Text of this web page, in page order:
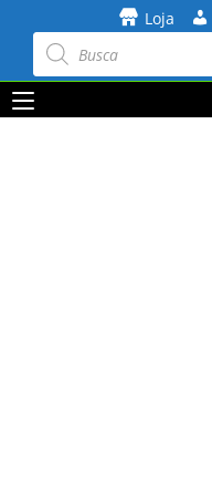
conteúdo
Loja
Pesquisar
produtos